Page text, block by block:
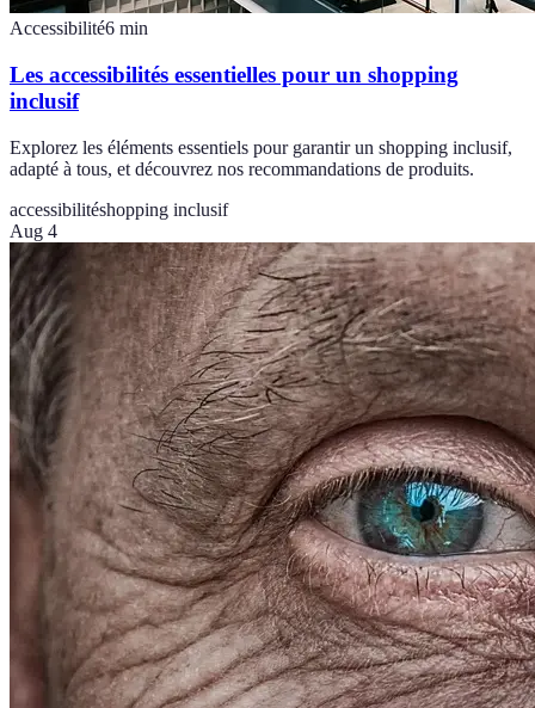
Accessibilité6 min
Les accessibilités essentielles pour un shopping
inclusif
Explorez les éléments essentiels pour garantir un shopping inclusif,
adapté à tous, et découvrez nos recommandations de produits.
accessibilitéshopping inclusif
Aug 4